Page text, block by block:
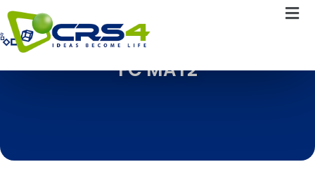
FC MAT2